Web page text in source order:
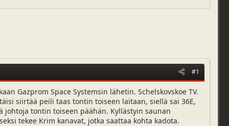
#1
Gazprom Space Systemsin lähetin. Schelskovskoe TV.
siirtää peili taas tontin toiseen laitaan, siellä sai 36E,
johtoja tontin toiseen päähän. Kyllästyin saunan
tekee Krim kanavat, jotka saattaa kohta kadota.